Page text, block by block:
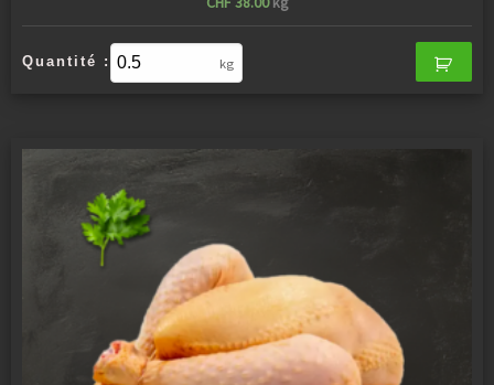
Quantité : kg